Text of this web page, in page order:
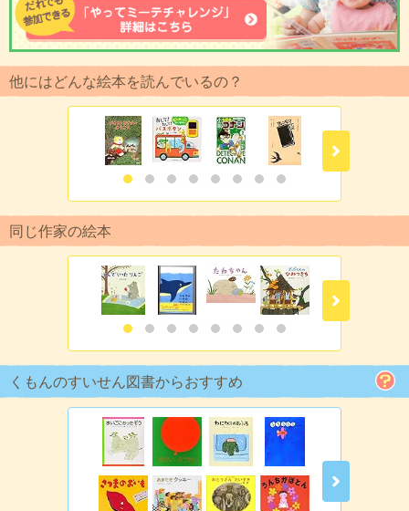
他にはどんな絵本を読んでいるの？
同じ作家の絵本
くもんのすいせん図書からおすすめ